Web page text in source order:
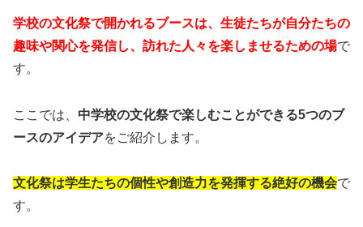
学校の文化祭で開かれるブースは、生徒たちが自分たちの
趣味や関心を発信し、訪れた人々を楽しませるための場で
す。
ここでは、 中学校の文化祭で楽しむことができる5つのブ
ースのアイデアをご紹介します。
文化祭は学生たちの個性や創造力を発揮する絶好の機会で
す。